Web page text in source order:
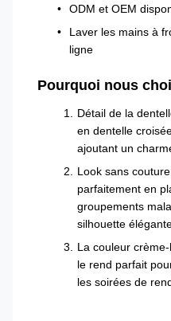
ODM et OEM
Laver les mains à
ligne
Pourquoi nous
Détail de la
en dentelle
ajoutant un
Look sans
parfaitement en
groupements
silhouette
La couleur
le rend parfait
les soirées de